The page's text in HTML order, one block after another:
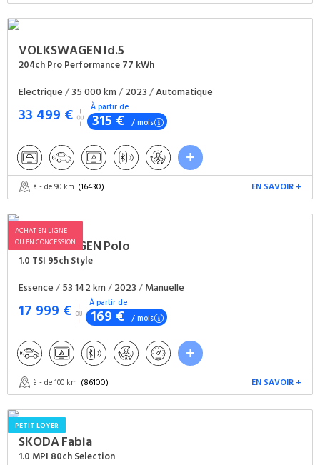
VOLKSWAGENId.5
204ch Pro Performance 77 kWh
Electrique/35 000 km/2023/Automatique
33 499 € À partir de
315 € / mois
à - de 90 km (16430) EN SAVOIR +
ACHAT EN LIGNE
OU EN CONCESSION
VOLKSWAGENPolo
1.0 TSI 95ch Style
Essence/53 142 km/2023/Manuelle
17 999 € À partir de
169 € / mois
à - de 100 km (86100) EN SAVOIR +
PETIT LOYER
SKODAFabia
1.0 MPI 80ch Selection